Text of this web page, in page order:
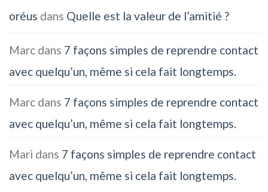
oréus dans Quelle est la valeur de l’amitié ?
Marc dans 7 façons simples de reprendre contact
avec quelqu’un, même si cela fait longtemps.
Marc dans 7 façons simples de reprendre contact
avec quelqu’un, même si cela fait longtemps.
Mari dans 7 façons simples de reprendre contact
avec quelqu’un, même si cela fait longtemps.